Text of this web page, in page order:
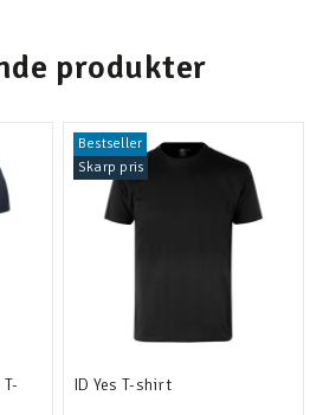
produkter
Bestseller
Skarp pris
ID Yes T-shirt